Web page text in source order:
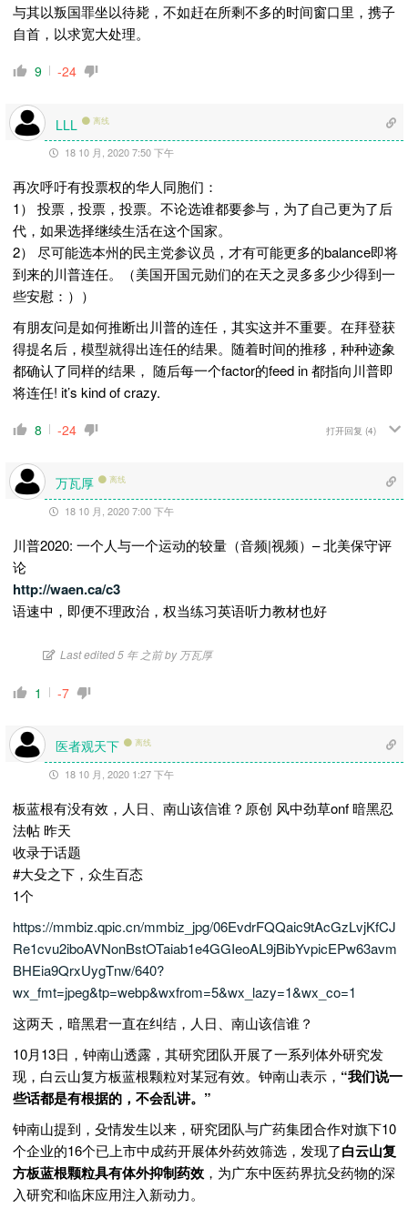
与其以叛国罪坐以待毙，不如赶在所剩不多的时间窗口里，携子
自首，以求宽大处理。
9 -24
LLL 离线
18 10 月, 2020 7:50 下午
再次呼吁有投票权的华人同胞们：
1） 投票，投票，投票。不论选谁都要参与，为了自己更为了后
代，如果选择继续生活在这个国家。
2） 尽可能选本州的民主党参议员，才有可能更多的balance即将
到来的川普连任。（美国开国元勋们的在天之灵多多少少得到一
些安慰：））
有朋友问是如何推断出川普的连任，其实这并不重要。在拜登获
得提名后，模型就得出连任的结果。随着时间的推移，种种迹象
都确认了同样的结果， 随后每一个factor的feed in 都指向川普即
将连任! it’s kind of crazy.
8 -24 打开回复 (4)
万瓦厚 离线
18 10 月, 2020 7:00 下午
川普2020: 一个人与一个运动的较量（音频|视频）– 北美保守评
论
http://waen.ca/c3
语速中，即便不理政治，权当练习英语听力教材也好
Last edited 5 年 之前 by 万瓦厚
1 -7
医者观天下 离线
18 10 月, 2020 1:27 下午
板蓝根有没有效，人日、南山该信谁？ 原创 风中劲草onf暗黑忍
法帖昨天
收录于话题
#大殳之下，众生百态
1个
https://mmbiz.qpic.cn/mmbiz_jpg/06EvdrFQQaic9tAcGzLvjKfCJ
Re1cvu2iboAVNonBstOTaiab1e4GGIeoAL9jBibYvpicEPw63avm
BHEia9QrxUygTnw/640?
wx_fmt=jpeg&tp=webp&wxfrom=5&wx_lazy=1&wx_co=1
这两天，暗黑君一直在纠结，人日、南山该信谁？
10月13日，钟南山透露，其研究团队开展了一系列体外研究发
现，白云山复方板蓝根颗粒对某冠有效。钟南山表示， “我们说一
些话都是有根据的，不会乱讲。”
钟南山提到，殳情发生以来，研究团队与广药集团合作对旗下10
个企业的16个已上市中成药开展体外药效筛选，发现了白云山复
方板蓝根颗粒具有体外抑制药效 ，为广东中医药界抗殳药物的深
入研究和临床应用注入新动力。